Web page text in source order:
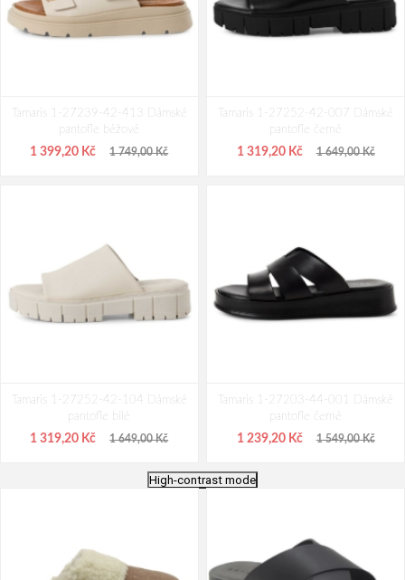
Tamaris 1-27239-42-413 Dámské
pantofle béžové
1 399,20 Kč 1 749,00 Kč
Tamaris 1-27252-42-007 Dámské
pantofle černé
1 319,20 Kč 1 649,00 Kč
Tamaris 1-27252-42-104 Dámské
pantofle bílé
1 319,20 Kč 1 649,00 Kč
Tamaris 1-27203-44-001 Dámské
pantofle černé
1 239,20 Kč 1 549,00 Kč
High-contrast mode